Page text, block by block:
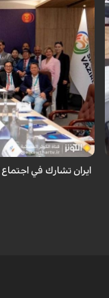
شارك رئيس الاتحاد
التنفيذية للاتحاد
منافسات ...
ايران تشارك في اجتماع